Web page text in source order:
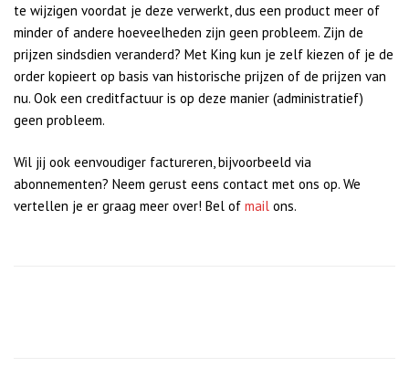
te wijzigen voordat je deze verwerkt, dus een product meer of
minder of andere hoeveelheden zijn geen probleem. Zijn de
prijzen sindsdien veranderd? Met King kun je zelf kiezen of je de
order kopieert op basis van historische prijzen of de prijzen van
nu. Ook een creditfactuur is op deze manier (administratief)
geen probleem.
Wil jij ook eenvoudiger factureren, bijvoorbeeld via
abonnementen? Neem gerust eens contact met ons op. We
vertellen je er graag meer over! Bel of mail ons.